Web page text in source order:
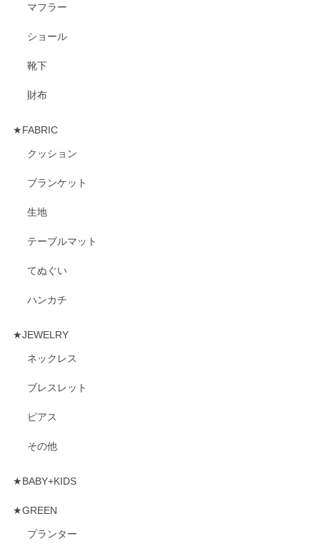
マフラー
ショール
靴下
財布
★FABRIC
クッション
ブランケット
生地
テーブルマット
てぬぐい
ハンカチ
★JEWELRY
ネックレス
ブレスレット
ピアス
その他
★BABY+KIDS
★GREEN
プランター